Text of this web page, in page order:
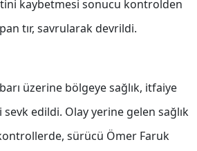
kaybetmesi sonucu kontrolden
tır, savrularak devrildi.
üzerine bölgeye sağlık, itfaiye
edildi. Olay yerine gelen sağlık
sürücü Ömer Faruk